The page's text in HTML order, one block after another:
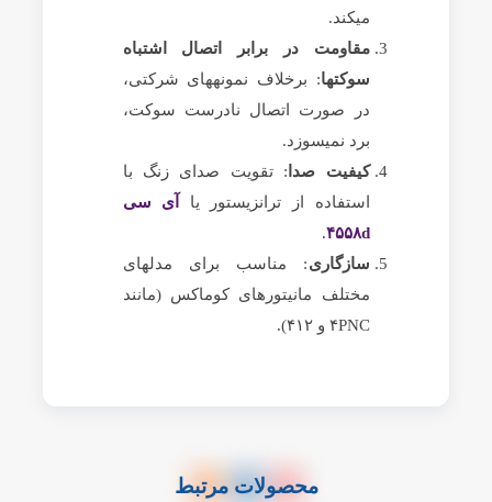
میکند.
مقاومت در برابر اتصال اشتباه
سوکتها: برخلاف نمونههای شرکتی،
در صورت اتصال نادرست سوکت،
برد نمیسوزد.
کیفیت صدا : تقویت صدای زنگ با
استفاده از ترانزیستور یا آی سی
۴۵۵۸d.
سازگاری: مناسب برای مدلهای
مختلف مانیتورهای کوماکس (مانند
۴PNC و ۴۱۲).
محصولات مرتبط